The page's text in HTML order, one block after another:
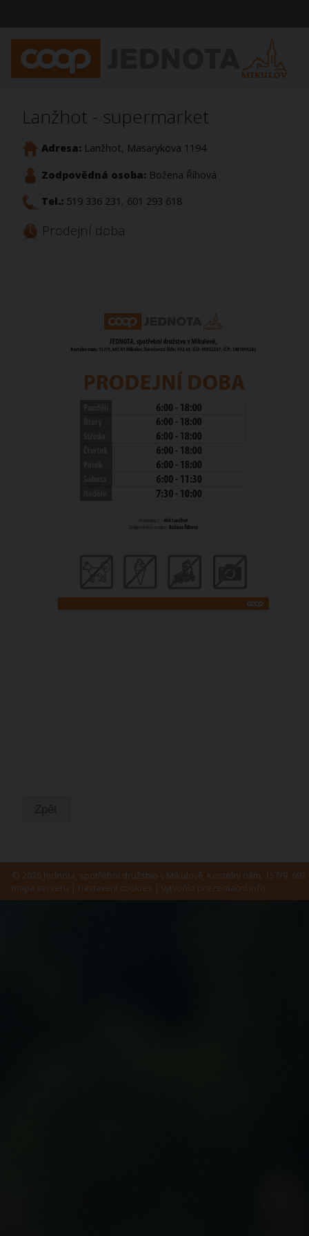
Lanžhot - supermarket
Adresa: Lanžhot, Masarykova 1194
Zodpovědná osoba: Božena Říhová
Tel.: 519 336 231, 601 293 618
Prodejní doba
© 2026 Jednota, spotřební družstvo v Mikulově, Kostelní nám. 157/9, 692
mapa serveru | nastavení cookies | vytvořilo prezentační.info